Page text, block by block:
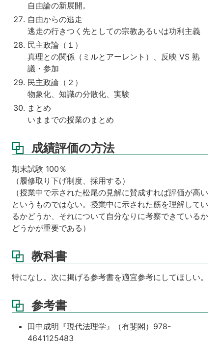
自由論の新展開。
自由からの逃走
逃走の行きつく先としての宗教あるいは功利主義
民主政論（１）
真理との関係（ミルとアーレント）、反映 VS 熟
議・参加
民主政論（２）
物象化、知識の分散化、実験
まとめ
いままでの授業のまとめ
成績評価の方法
期末試験 100％
（履修取り下げ制度、採用する）
（授業中で示された松尾の見解に賛成すれば評価が高い
というものではない。授業中に示された筋を理解してい
るかどうか、それについて自分なりに考察できているか
どうかが重要である）
教科書
特になし。次に掲げる参考書を適宜参考にしてほしい。
参考書
田中成明『現代法理学』（有斐閣）978-
4641125483